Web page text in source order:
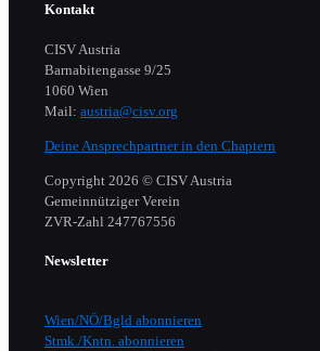
Kontakt
CISV Austria
Barnabitengasse 9/25
1060 Wien
Mail: austria@cisv.org
Deine Ansprechpartner in den Chaptern
Copyright 2026 © CISV Austria
Gemeinnütziger Verein
​ZVR-Zahl 247767556
Newsletter
Wien/NÖ/Bgld abonnieren
Stmk./Kntn. abonnieren